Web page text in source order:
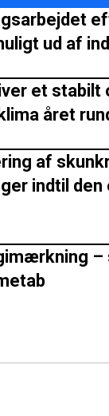
ud af
et stabilt
året
af
indtil den
–